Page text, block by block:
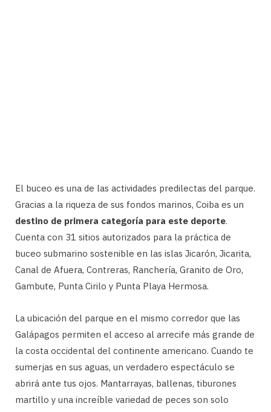
El buceo es una de las actividades predilectas del parque.
Gracias a la riqueza de sus fondos marinos, Coiba es un
destino de primera categoría para este deporte.
Cuenta con 31 sitios autorizados para la práctica de
buceo submarino sostenible en las islas Jicarón, Jicarita,
Canal de Afuera, Contreras, Ranchería, Granito de Oro,
Gambute, Punta Cirilo y Punta Playa Hermosa.
La ubicación del parque en el mismo corredor que las
Galápagos permiten el acceso al arrecife más grande de
la costa occidental del continente americano. Cuando te
sumerjas en sus aguas, un verdadero espectáculo se
abrirá ante tus ojos. Mantarrayas, ballenas, tiburones
martillo y una increíble variedad de peces son solo